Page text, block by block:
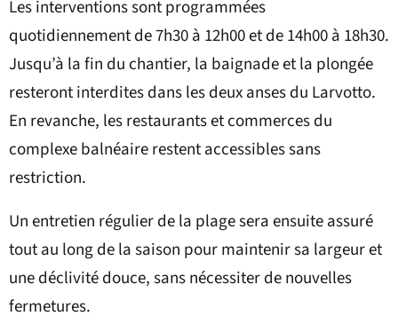
Les interventions sont programmées
quotidiennement de 7h30 à 12h00 et de 14h00 à 18h30.
Jusqu’à la fin du chantier, la baignade et la plongée
resteront interdites dans les deux anses du Larvotto.
En revanche, les restaurants et commerces du
complexe balnéaire restent accessibles sans
restriction.
Un entretien régulier de la plage sera ensuite assuré
tout au long de la saison pour maintenir sa largeur et
une déclivité douce, sans nécessiter de nouvelles
fermetures.